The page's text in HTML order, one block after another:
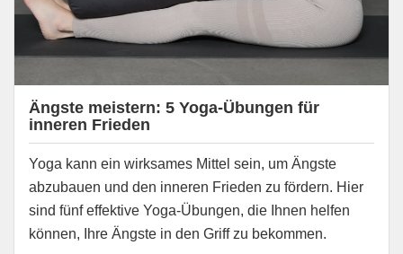
Ängste meistern: 5 Yoga-Übungen für
inneren Frieden
Yoga kann ein wirksames Mittel sein, um Ängste
abzubauen und den inneren Frieden zu fördern. Hier
sind fünf effektive Yoga-Übungen, die Ihnen helfen
können, Ihre Ängste in den Griff zu bekommen.